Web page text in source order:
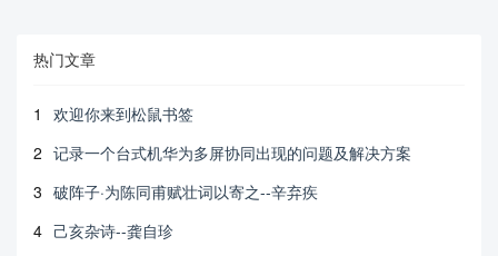
热门文章
1
欢迎你来到松鼠书签
2 记录一个台式机华为多屏协同出现的问题及解决方案
3 破阵子·为陈同甫赋壮词以寄之--辛弃疾
4 己亥杂诗--龚自珍